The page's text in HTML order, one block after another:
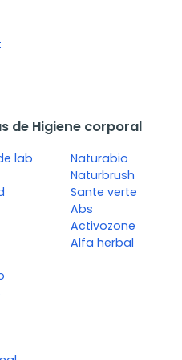
de Higiene corporal
lab
Naturabio
Naturbrush
Sante verte
Abs
Activozone
Alfa herbal